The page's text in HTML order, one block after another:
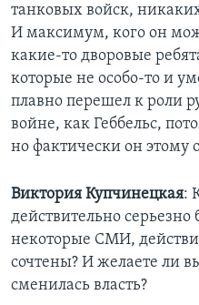
танковых войск,
И максимум, кого он
какие-то дворовые
которые не особо-то и
плавно перешел к роли
войне, как Геббельс,
но фактически он этому
Виктория Купчинецкая:
действительно
некоторые СМИ,
сочтены? И желаете ли
сменилась власть?